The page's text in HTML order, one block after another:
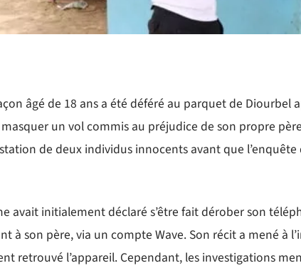
âgé de 18 ans a été déféré au parquet de Diourbel
un vol commis au préjudice de son propre
de deux individus innocents avant que l’enquête
avait initialement déclaré s’être fait dérober son
à son père, via un compte Wave. Son récit a mené à
retrouvé l’appareil. Cependant, les investigations